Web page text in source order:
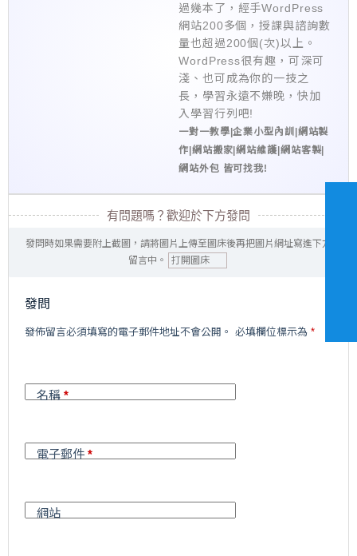
過幾本了，經手WordPress
網站200多個，授課與諮詢數
量也超過200個(次)以上。
WordPress很有趣，可深可
淺、也可成為你的一技之
長，學習永遠不嫌晚，快加
入學習行列吧!
一對一教學|企業小型內訓|網站製
作|網站搬家|網站維護|網站客製|
網站外包 皆可找我!
有問題嗎？歡迎於下方發問
發問時如果需要附上截圖，請將圖片上傳至圖床後再把圖片網址寫進下方
留言中。
打開圖床
發問
發佈留言必須填寫的電子郵件地址不會公開。 必填欄位標示為 *
名稱 *
電子郵件 *
網站
A
r
n
i
v